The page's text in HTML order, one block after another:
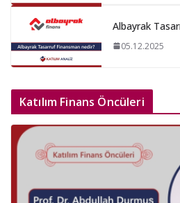
Albayrak
05.12.2025
Katılım Finans Öncüleri